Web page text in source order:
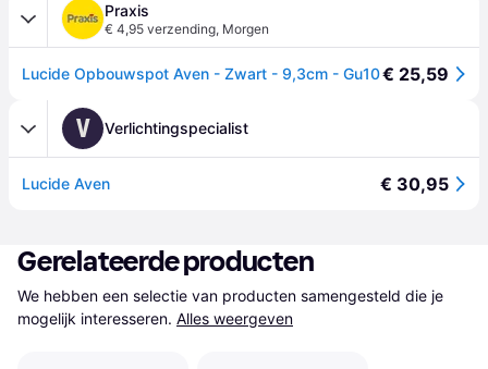
Praxis
€ 4,95 verzending, Morgen
Lucide Opbouwspot Aven - Zwart - 9,3cm - Gu10€ 25,59
V Verlichtingspecialist
Lucide Aven € 30,95
Gerelateerde producten
We hebben een selectie van producten samengesteld die je
mogelijk interesseren. Alles weergeven